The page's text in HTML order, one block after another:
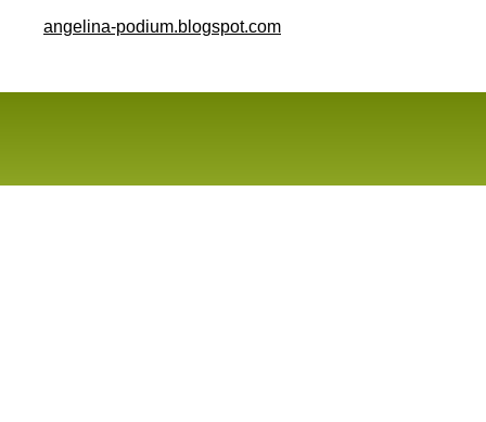
angelina-podium.blogspot.com